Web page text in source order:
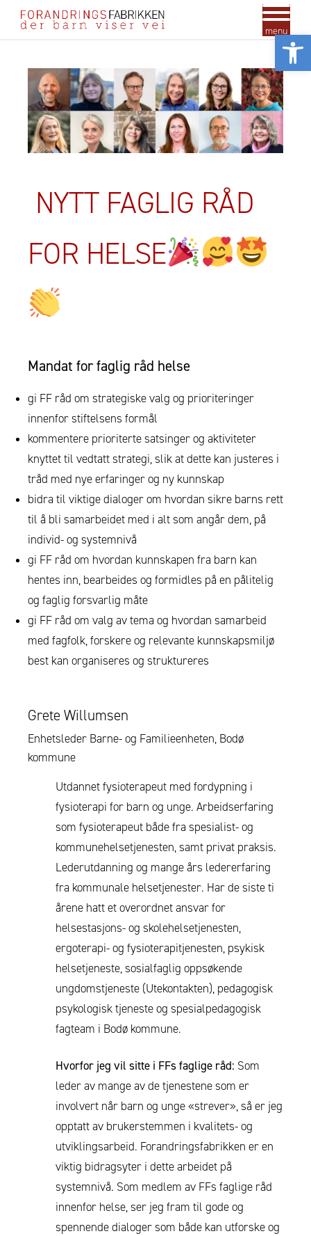
menu
NYTT FAGLIG RÅD
FOR HELSE
Mandat for faglig råd helse
gi FF råd om strategiske valg og prioriteringer
innenfor stiftelsens formål
kommentere prioriterte satsinger og aktiviteter
knyttet til vedtatt strategi, slik at dette kan justeres i
tråd med nye erfaringer og ny kunnskap
bidra til viktige dialoger om hvordan sikre barns rett
til å bli samarbeidet med i alt som angår dem, på
individ- og systemnivå
gi FF råd om hvordan kunnskapen fra barn kan
hentes inn, bearbeides og formidles på en pålitelig
og faglig forsvarlig måte
gi FF råd om valg av tema og hvordan samarbeid
med fagfolk, forskere og relevante kunnskapsmiljø
best kan organiseres og struktureres
Grete Willumsen
Enhetsleder Barne- og Familieenheten, Bodø
kommune
Utdannet fysioterapeut med fordypning i
fysioterapi for barn og unge. Arbeidserfaring
som fysioterapeut både fra spesialist- og
kommunehelsetjenesten, samt privat praksis.
Lederutdanning og mange års ledererfaring
fra kommunale helsetjenester. Har de siste ti
årene hatt et overordnet ansvar for
helsestasjons- og skolehelsetjenesten,
ergoterapi- og fysioterapitjenesten, psykisk
helsetjeneste, sosialfaglig oppsøkende
ungdomstjeneste (Utekontakten), pedagogisk
psykologisk tjeneste og spesialpedagogisk
fagteam i Bodø kommune.
Hvorfor jeg vil sitte i FFs faglige råd: Som
leder av mange av de tjenestene som er
involvert når barn og unge «strever», så er jeg
opptatt av brukerstemmen i kvalitets- og
utviklingsarbeid. Forandringsfabrikken er en
viktig bidragsyter i dette arbeidet på
systemnivå. Som medlem av FFs faglige råd
innenfor helse, ser jeg fram til gode og
spennende dialoger som både kan utforske og